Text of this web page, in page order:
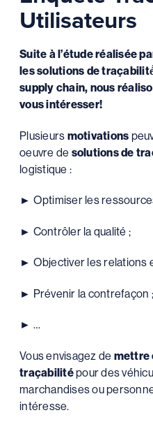
Utilisateurs
Suite à l’étude réalisée
les solutions de
supply chain, nous
vous intéresser!
Plusieurs motivations
oeuvre de solutions de
logistique :
► Optimiser les
► Contrôler la qualité ;
► Objectiver les relations
► Prévenir la contrefaçon ;
► …
Vous envisagez de mettre
traçabilitépour des
marchandises ou
intéresse.